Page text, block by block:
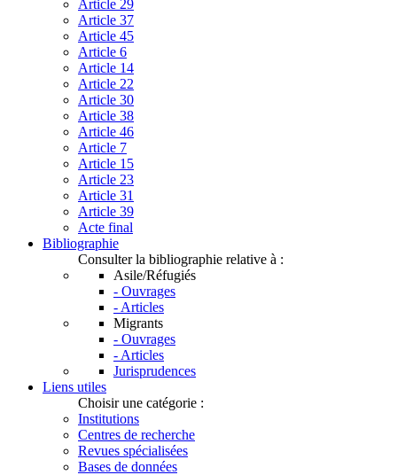
Article 29
Article 37
Article 45
Article 6
Article 14
Article 22
Article 30
Article 38
Article 46
Article 7
Article 15
Article 23
Article 31
Article 39
Acte final
Bibliographie
Consulter la bibliographie relative à :
Asile/Réfugiés
- Ouvrages
- Articles
Migrants
- Ouvrages
- Articles
Jurisprudences
Liens utiles
Choisir une catégorie :
Institutions
Centres de recherche
Revues spécialisées
Bases de données